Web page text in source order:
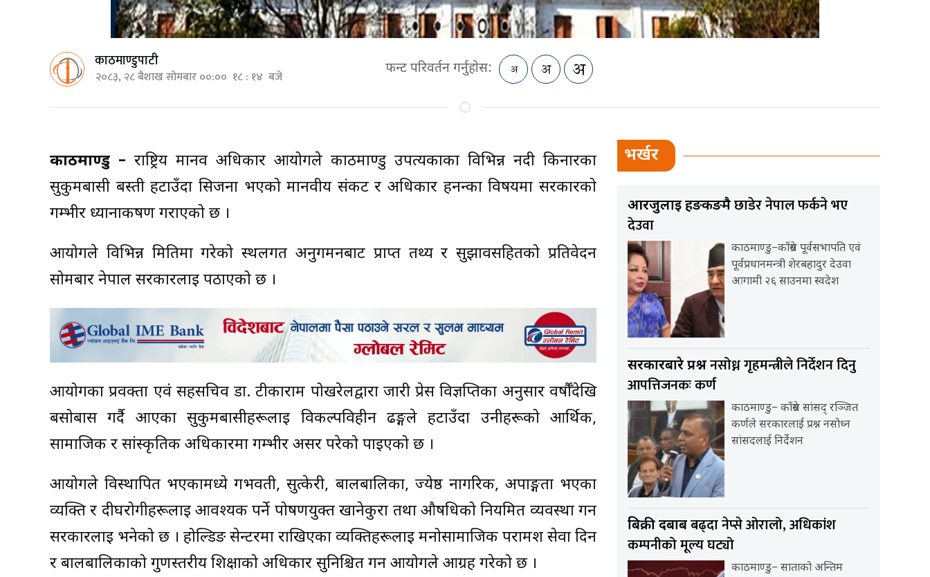
काठमाण्डुपाटी
२०८३, २८ बैशाख सोमबार ००:०० १८ : १४ बजे फन्ट परिवर्तन गर्नुहोस:
काठमाण्डु – राष्ट्रिय मानव अधिकार आयोगले काठमाण्डु उपत्यकाका विभिन्न नदी किनारका
सुकुमबासी बस्ती हटाउँदा सिर्जना भएको मानवीय संकट र अधिकार हनन्का विषयमा सरकारको
गम्भीर ध्यानाकर्षण गराएको छ ।
आयोगले विभिन्न मितिमा गरेको स्थलगत अनुगमनबाट प्राप्त तथ्य र सुझावसहितको प्रतिवेदन
सोमबार नेपाल सरकारलाई पठाएको छ ।
आयोगका प्रवक्ता एवं सहसचिव डा. टीकाराम पोखरेलद्वारा जारी प्रेस विज्ञप्तिका अनुसार वर्षौँदेखि
बसोबास गर्दै आएका सुकुमबासीहरूलाई विकल्पविहीन ढङ्गले हटाउँदा उनीहरूको आर्थिक,
सामाजिक र सांस्कृतिक अधिकारमा गम्भीर असर परेको पाइएको छ ।
आयोगले विस्थापित भएकामध्ये गर्भवती, सुत्केरी, बालबालिका, ज्येष्ठ नागरिक, अपाङ्गता भएका
व्यक्ति र दीर्घरोगीहरूलाई आवश्यक पर्ने पोषणयुक्त खानेकुरा तथा औषधिको नियमित व्यवस्था गर्न
सरकारलाई भनेको छ । होल्डिङ सेन्टरमा राखिएका व्यक्तिहरूलाई मनोसामाजिक परामर्श सेवा दिन
र बालबालिकाको गुणस्तरीय शिक्षाको अधिकार सुनिश्चित गर्न आयोगले आग्रह गरेको छ ।
भर्खर
आरजुलाई हङकङमैछाडेर नेपाल फर्कने भए
देउवा
काठमाण्डु–काँग्रेस पूर्वसभापति एवं
पूर्वप्रधानमन्त्री शेरबहादुर देउवा
आगामी २६ साउनमा स्वदेश
सरकारबारे प्रश्ननसोध्न गृहमन्त्रीले निर्देशन दिनु
आपत्तिजनकः कर्ण
काठमाण्डु– काँग्रेस सांसद् रञ्जित
कर्णले सरकारलाई प्रश्न नसोध्न
सांसदलाई निर्देशन
बिक्री दबाबबढ्दा नेप्से ओरालो, अधिकांश
कम्पनीको मूल्य घट्यो
काठमाण्डु– साताको अन्तिम